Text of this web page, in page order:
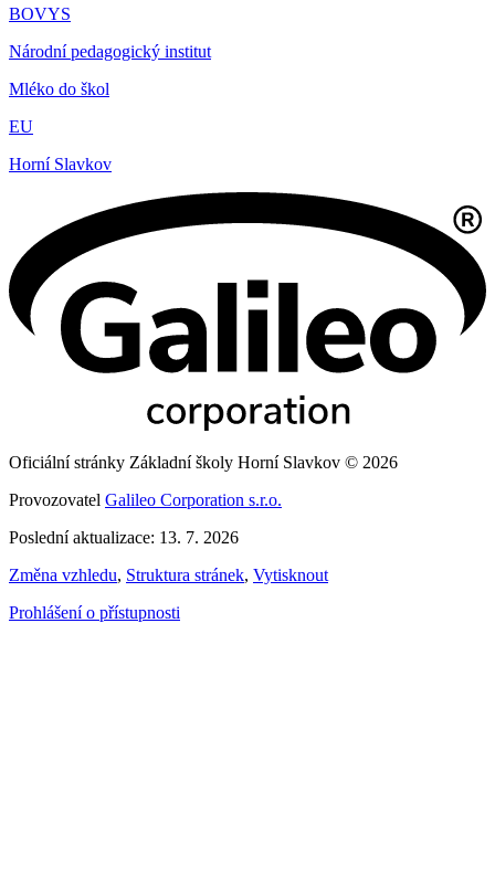
BOVYS
Národní pedagogický institut
Mléko do škol
EU
Horní Slavkov
Oficiální stránky Základní školy Horní Slavkov © 2026
Provozovatel Galileo Corporation s.r.o.
Poslední aktualizace: 13. 7. 2026
Změna vzhledu, Struktura stránek, Vytisknout
Prohlášení o přístupnosti